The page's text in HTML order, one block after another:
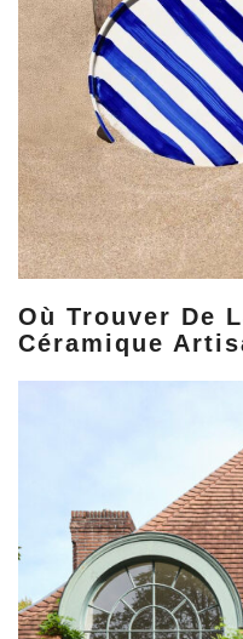
Où Trouver De
Céramique